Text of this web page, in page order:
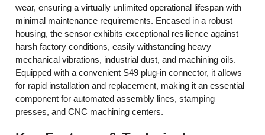
Donghwa Valve
Dongkun
Dosing Pump
DR. NEUMANN Peltier-Technik
Driesen Kern
Dropsa Vietnam
Druck
wear, ensuring a virtually unlimited operational lifespan with
minimal maintenance requirements. Encased in a robust
housing, the sensor exhibits exceptional resilience against
harsh factory conditions, easily withstanding heavy
mechanical vibrations, industrial dust, and machining oils.
Equipped with a convenient S49 plug-in connector, it allows
for rapid installation and replacement, making it an essential
component for automated assembly lines, stamping
presses, and CNC machining centers.